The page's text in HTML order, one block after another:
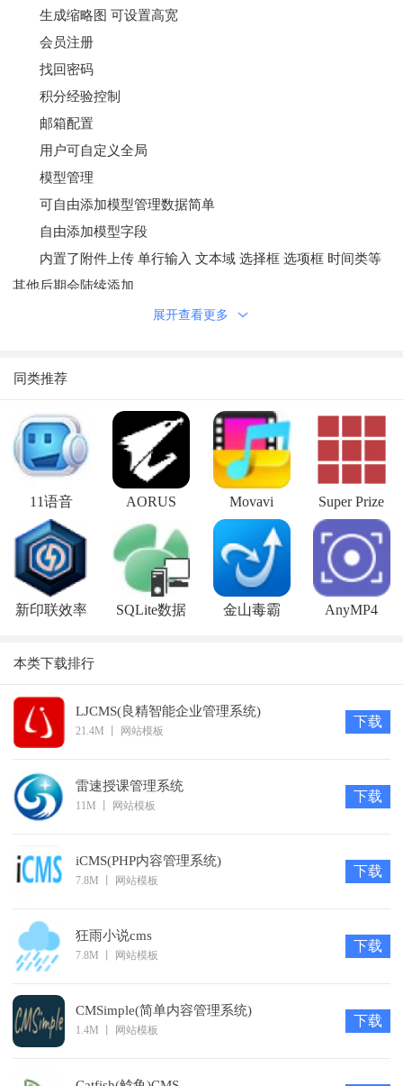
生成缩略图 可设置高宽
会员注册
找回密码
积分经验控制
邮箱配置
用户可自定义全局
模型管理
可自由添加模型管理数据简单
自由添加模型字段
内置了附件上传 单行输入 文本域 选择框 选项框 时间类等
其他后期会陆续添加
万能的广告管理可随意插入 填写显示到期时间方可隐藏
会员管理
积分记录
前台会员权限组
后台会员权限组
系统消息 可给某一个用户发消息等
可添加系统管理员 可以控制该管理的权限访问
集成插件模板等
可在线执行SQL
备份SQL
等等其他 喜欢的可以下载自行测试
最后安装条件安装环境 Apache + PHP7.0 + MySQL5.5以上
最佳
php版本不能高于7.0以上或者低于5.6
115cms综合内容管理系统 v1.6 更新日志
新增编辑器统一一个页面修改非常方便
新增广告支持分类管理
新增选择模板搜索
修复模板引擎自动识别错误
新增二级回复评论
展开查看更多
同类推荐
11语音
AORUS
Engine
Movavi
Converter
Super Prize
Grid(抽奖软
件)
新印联效率
SQLite数据
金山毒霸
AnyMP4
本类下载排行
LJCMS(良精智能企业管理系统)
21.4M 网站模板
下载
雷速授课管理系统
11M 网站模板
下载
iCMS(PHP内容管理系统)
7.8M 网站模板
下载
狂雨小说cms
7.8M 网站模板
下载
CMSimple(简单内容管理系统)
1.4M 网站模板
下载